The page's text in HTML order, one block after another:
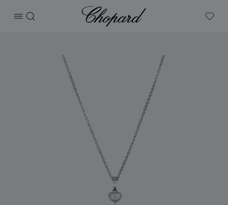
打开菜单
搜索
Chopard
My